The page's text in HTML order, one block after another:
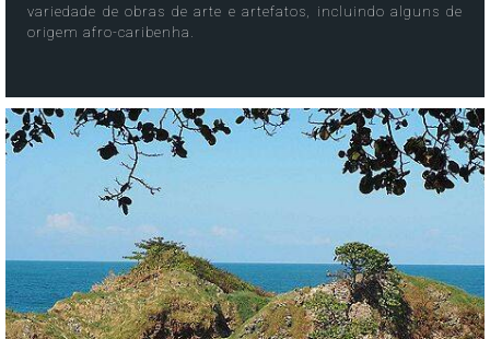
variedade de obras de arte e artefatos, incluindo alguns de
origem afro-caribenha.